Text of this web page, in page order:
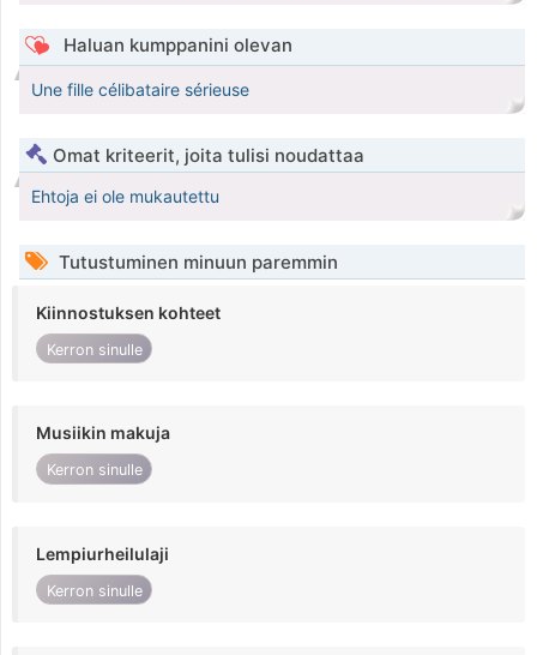
Haluan kumppanini olevan
Une fille célibataire sérieuse
Omat kriteerit, joita tulisi noudattaa
Ehtoja ei ole mukautettu
Tutustuminen minuun paremmin
Kiinnostuksen kohteet
Kerron sinulle
Musiikin makuja
Kerron sinulle
Lempiurheilulaji
Kerron sinulle